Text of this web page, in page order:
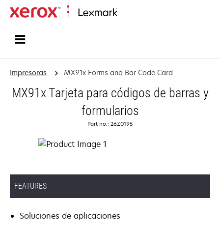
Impresoras MX91x Forms and Bar Code Card
MX91x Tarjeta para códigos de barras y
formularios
Part no.: 26Z0195
FEATURES
Soluciones de aplicaciones